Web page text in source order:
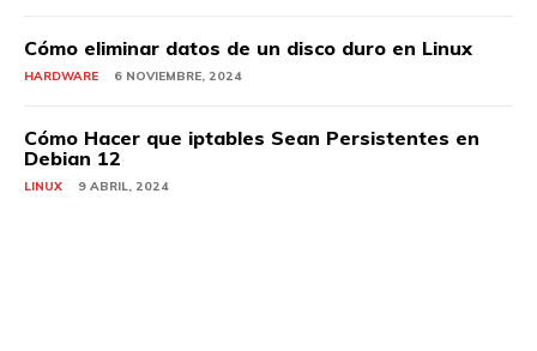
Cómo eliminar datos de un disco duro en Linux
HARDWARE 6 NOVIEMBRE, 2024
Cómo Hacer que iptables Sean Persistentes en
Debian 12
LINUX 9 ABRIL, 2024